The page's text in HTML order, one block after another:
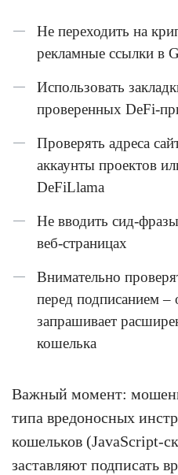
Не переходить на
рекламные ссылки в
Использовать
проверенных DeFi-
Проверять адреса
аккаунты проектов
DeFiLlama
Не вводить сид-
веб-страницах
Внимательно
перед подписанием –
запрашивает
кошелька
Важный момент:
типа вредоносных
кошельков (JavaScript-
заставляют подписать